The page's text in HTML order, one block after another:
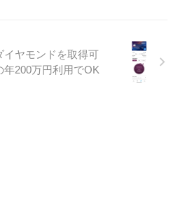
イヤモンドを取得可
200万円利用でOK